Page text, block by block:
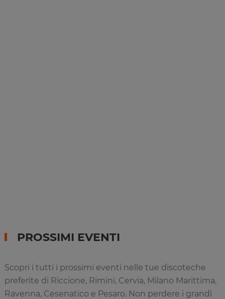
PROSSIMI EVENTI
Scopri i tutti i prossimi eventi nelle tue discoteche
preferite di Riccione, Rimini, Cervia, Milano Marittima,
Ravenna, Cesenatico e Pesaro. Non perdere i grandi